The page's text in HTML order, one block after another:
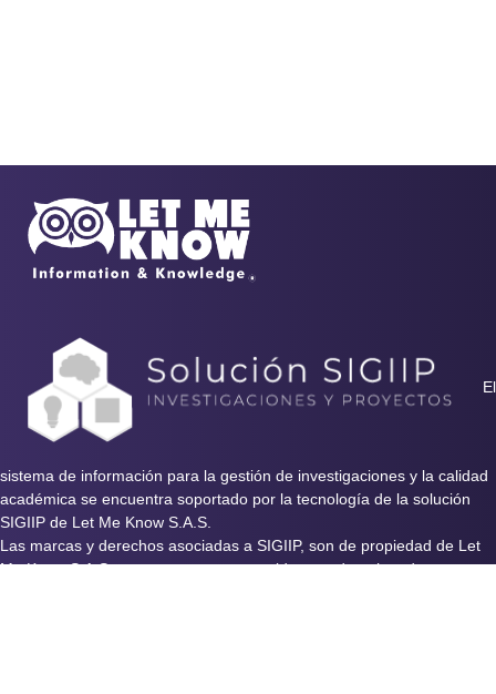
El
sistema de información para la gestión de investigaciones y la calidad
académica se encuentra soportado por la tecnología de la solución
SIGIIP de Let Me Know S.A.S.
Las marcas y derechos asociadas a SIGIIP, son de propiedad de Let
Me Know S.A.S y se encuentran protegidos por derechos de autor e